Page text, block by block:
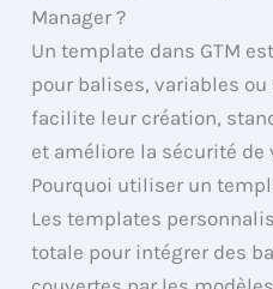
Manager ?
Un template dans GTM
pour balises, variables
facilite leur création,
et améliore la sécurité de
Pourquoi utiliser un
Les templates
totale pour intégrer des